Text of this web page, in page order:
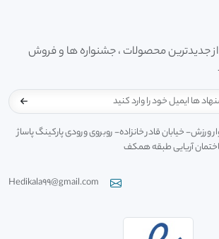
از جدیدترین محصولات ، جشنواره ها و فروش
ورزش- خیابان قادر خانزاده- روبروی ورودی پارکینگ پاساژ
آریایی طبقه همکف
Hedikala99@gmail.com